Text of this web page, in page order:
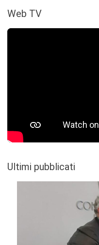
Web TV
Ultimi pubblicati